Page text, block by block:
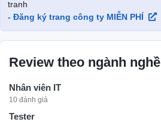
tranh
- Đăng ký trang công ty MIỄN PHÍ
Review theo ngành nghề
Nhân viên IT
10 đánh giá
Tester